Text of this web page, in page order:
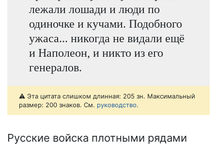
лежали лошади и люди по
одиночке и кучами. Подобного
ужаса... никогда не видали ещё
и Наполеон, и никто из его
генералов.
⚠️ Эта цитата слишком длинная: 205 зн. Максимальный
размер: 200 знаков. См. руководство.
Русские войска плотными рядами